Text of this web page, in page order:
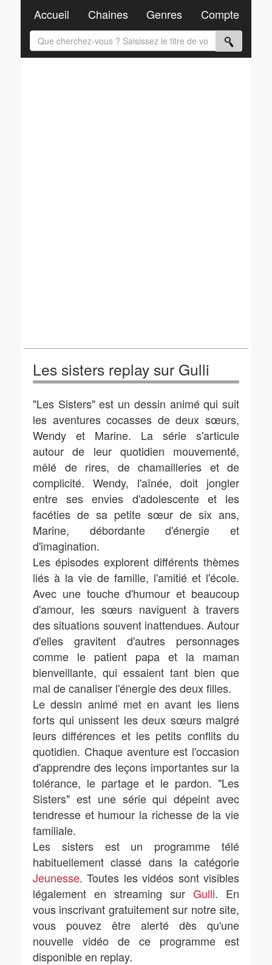
Les sisters replay sur Gulli
"Les Sisters" est un dessin animé qui suit
les aventures cocasses de deux sœurs,
Wendy et Marine. La série s'articule
autour de leur quotidien mouvementé,
mêlé de rires, de chamailleries et de
complicité. Wendy, l'aînée, doit jongler
entre ses envies d'adolescente et les
facéties de sa petite sœur de six ans,
Marine, débordante d'énergie et
d'imagination.
Les épisodes explorent différents thèmes
liés à la vie de famille, l'amitié et l'école.
Avec une touche d'humour et beaucoup
d'amour, les sœurs naviguent à travers
des situations souvent inattendues. Autour
d'elles gravitent d'autres personnages
comme le patient papa et la maman
bienveillante, qui essaient tant bien que
mal de canaliser l'énergie des deux filles.
Le dessin animé met en avant les liens
forts qui unissent les deux sœurs malgré
leurs différences et les petits conflits du
quotidien. Chaque aventure est l'occasion
d'apprendre des leçons importantes sur la
tolérance, le partage et le pardon. "Les
Sisters" est une série qui dépeint avec
tendresse et humour la richesse de la vie
familiale.
Les sisters est un programme télé
habituellement classé dans la catégorie
Jeunesse. Toutes les vidéos sont visibles
légalement en streaming sur Gulli. En
vous inscrivant gratuitement sur notre site,
vous pouvez être alerté dès qu'une
nouvelle vidéo de ce programme est
disponible en replay.
Accueil Chaines Genres Compte